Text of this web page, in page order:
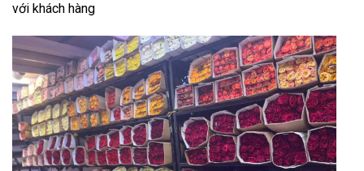
với khách hàng